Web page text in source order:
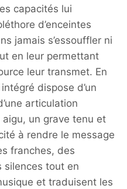
capacités lui
d’enceintes
jamais s’essouffler ni
en leur permettant
leur transmet. En
dispose d’un
articulation
un grave tenu et
à rendre le message
franches, des
silences tout en
et traduisent les